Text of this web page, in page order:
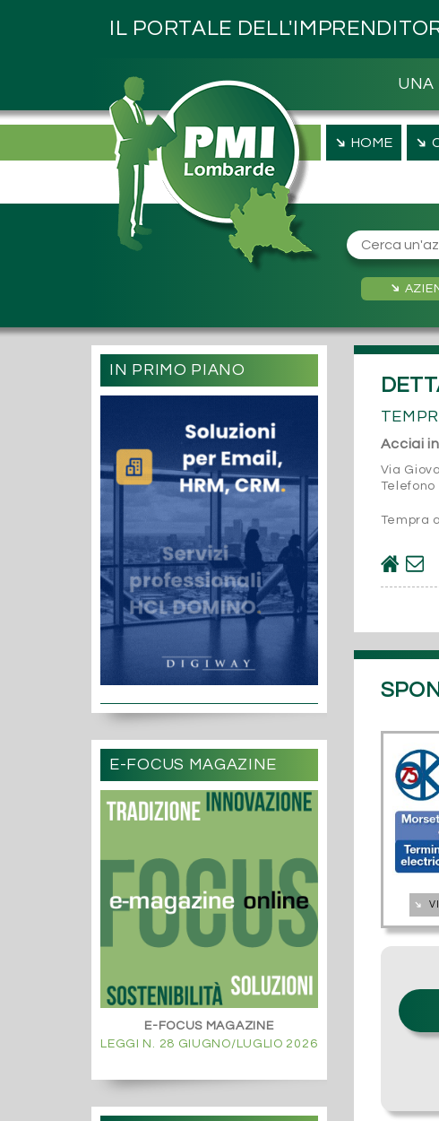
IL PORTALE
UNA
➔ HOME ➔
➔
Acciai
Via
Telefono
Tempra
➔
IN PRIMO PIANO
E-FOCUS MAGAZINE
E-FOCUS MAGAZINE
LEGGI N. 28 GIUGNO/LUGLIO 2026